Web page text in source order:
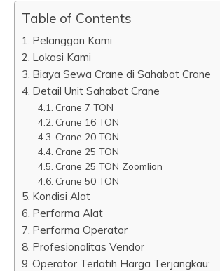
Table of Contents
Pelanggan Kami
Lokasi Kami
Biaya Sewa Crane di Sahabat Crane
Detail Unit Sahabat Crane
Crane 7 TON
Crane 16 TON
Crane 20 TON
Crane 25 TON
Crane 25 TON Zoomlion
Crane 50 TON
Kondisi Alat
Performa Alat
Performa Operator
Profesionalitas Vendor
Operator Terlatih Harga Terjangkau: